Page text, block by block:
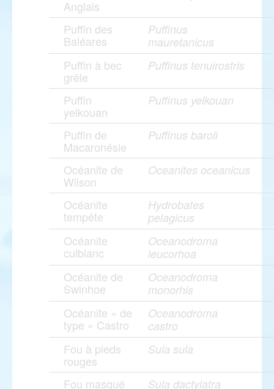
Anglais
Puffin des
Baléares
Puffinus
mauretanicus
Puffin à bec
grêle
Puffinus tenuirostris
Puffin
yelkouan
Puffinus yelkouan
Puffin de
Macaronésie
Puffinus baroli
Océanite de
Wilson
Oceanites oceanicus
Océanite
tempête
Hydrobates
pelagicus
Océanite
culblanc
Oceanodroma
leucorhoa
Océanite de
Swinhoe
Oceanodroma
monorhis
Océanite « de
type » Castro
Oceanodroma
castro
Fou à pieds
rouges
Sula sula
Fou masqué Sula dactylatra